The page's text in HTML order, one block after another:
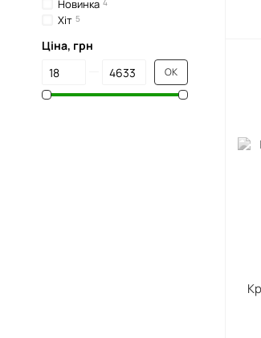
Новинка 4
Хіт 5
Ціна, грн
Від Ціна, грн
До Ціна, грн ОК